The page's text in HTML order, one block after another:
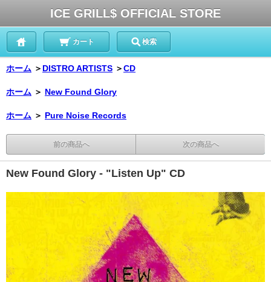
ICE GRILL$ OFFICIAL STORE
カート 検索
ホーム ＞ DISTRO ARTISTS ＞CD
ホーム ＞ New Found Glory
ホーム ＞ Pure Noise Records
前の商品へ 次の商品へ
New Found Glory - "Listen Up" CD